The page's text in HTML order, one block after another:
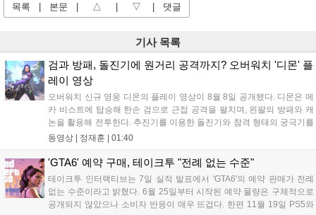
목록 | 본문 | △ | ▽ | 댓글
기사 목록
검과 방패, 돌진기에 원거리 공격까지? 오버워치 '디몬' 플
레이 영상
오버워치 신규 영웅 디몬의 플레이 영상이 8월 8일 공개됐다. 디몬은 메
카 비스트에 탑승해 한손 검으로 근접 공격을 펼치며, 왼팔의 방패와 캐
논을 활용해 전투한다. 추진기를 이용한 돌진기와 참격 형태의 궁극기를
보유했고, 메카 파괴 시 맨몸으로 기관총을 사용하는 특징이 있다. 디몬
출시될 예정이다....
동영상 | 정재훈 | 01:40
'GTA6' 예약 구매, 테이크투 "전례 없는 수준"
테이크투 인터랙티브는 7일 실적 발표에서 'GTA6'의 예약 판매가 전례
없는 수준이라고 밝혔다. 6월 25일부터 시작된 예약 물량은 구체적으로
공개되지 않았으나 소비자 반응이 매우 뜨겁다. 한편 11월 19일 PS5와